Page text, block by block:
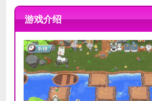
最低
配置
内存:2048 MB RAM
显卡:NVIDIA GeForce
AMD Radeon HD
630
DirectX 版本:12
配置
内存:4096 MB RAM
显卡:Nvidia GeForce
Radeon HD 7510
存储空间:需要 4000
游戏介绍